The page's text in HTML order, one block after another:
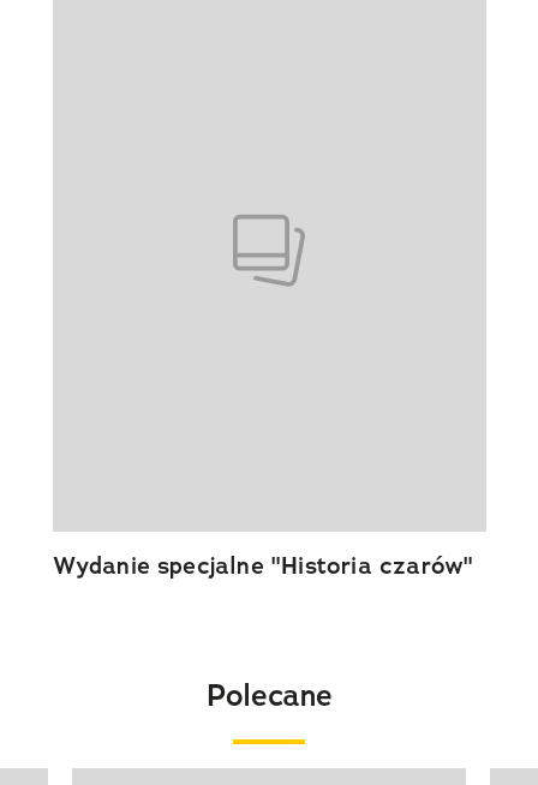
Wydanie specjalne "Historia czarów"
Polecane